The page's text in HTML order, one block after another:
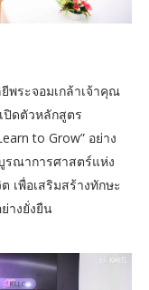
พระจอมเกล้าเจ้าคุณ
ปิดตัวหลักสูตร
to Grow” อย่าง
รณาการศาสตร์แห่ง
เพื่อเสริมสร้างทักษะ
างยั่งยืน